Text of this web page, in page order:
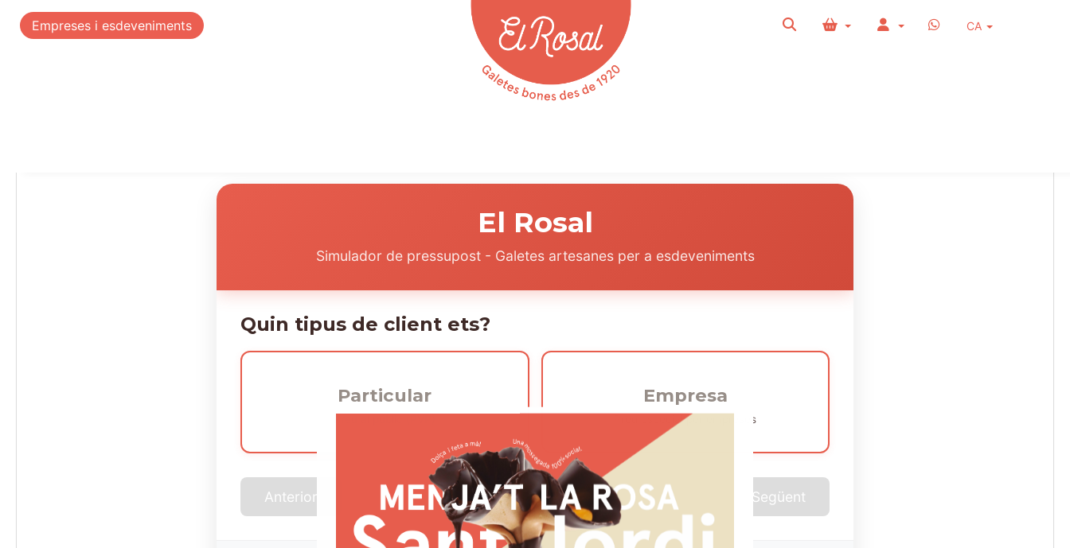
CA
Empreses i esdeveniments
El Rosal
Simulador de pressupost - Galetes artesanes per a esdeveniments
Quin tipus de client ets?
Particular Empresa
Preu especial per empreses
Anterior Següent